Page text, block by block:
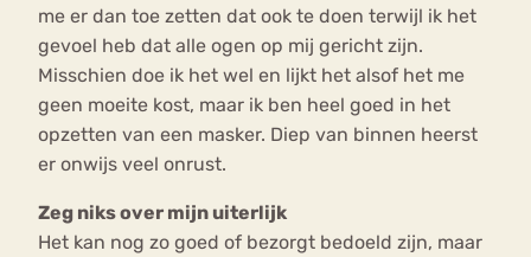
me er dan toe zetten dat ook te doen terwijl ik het
gevoel heb dat alle ogen op mij gericht zijn.
Misschien doe ik het wel en lijkt het alsof het me
geen moeite kost, maar ik ben heel goed in het
opzetten van een masker. Diep van binnen heerst
er onwijs veel onrust.
Zeg niks over mijn uiterlijk
Het kan nog zo goed of bezorgt bedoeld zijn, maar